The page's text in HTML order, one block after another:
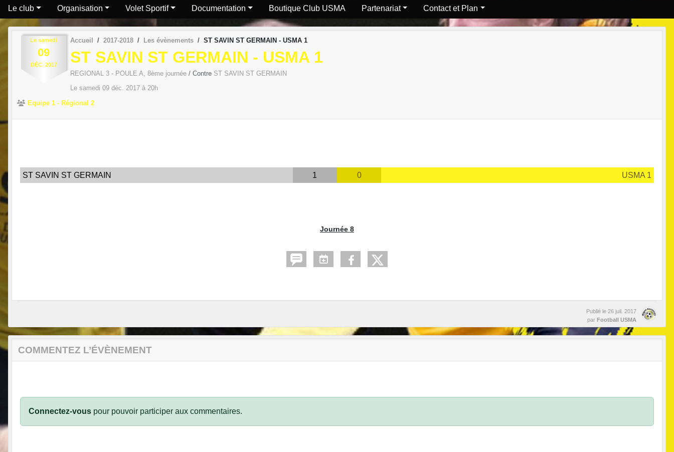
Le club Organisation Volet Sportif Documentation Boutique Club USMA Partenariat Contact et Plan
Le samedi
09
DÉC. 2017
Accueil 2017-2018 Les évènements ST SAVIN ST GERMAIN - USMA 1
ST SAVIN ST GERMAIN - USMA 1
REGIONAL 3 - POULE A, 8ème journée / Contre ST SAVIN ST GERMAIN
Le samedi 09 déc. 2017 à 20h
Equipe 1 - Régional 2
ST SAVIN ST GERMAIN 1 0 USMA 1
Journée 8
Publié le 26 juil. 2017
par Football USMA
COMMENTEZ L’ÉVÈNEMENT
Connectez-vous pour pouvoir participer aux commentaires.